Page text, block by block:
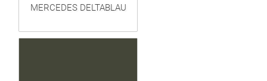
MERCEDES DELTABLAU